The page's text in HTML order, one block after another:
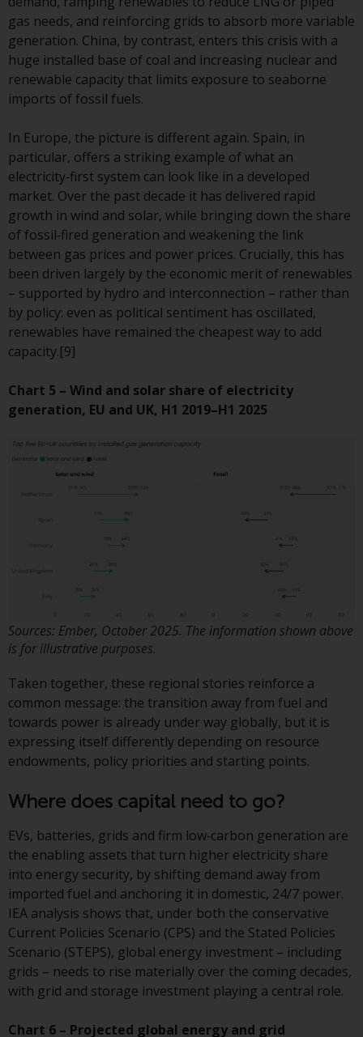
Anlageberatung und
berücksichtigt nicht die
Anlagebedürfnisse eines
bestimmten Anlegers oder
bestimmter Anleger.
Nichts auf dieser Website sollte
als Anlage-, Steuer-, Rechts- oder
sonstige Beratung ausgelegt
werden.
Risikowarnung
Die frühere Wertentwicklung
eines von Redwheel verwalteten
Fonds ist kein Hinweis auf die
Wert von Wertpapieren und die
daraus erzielten Erträge können
Mit Investitionen in die von
Redwheel und seinen
verbundenen Unternehmen
Dienstleistungen sind erhebliche
Risiken verbunden.
Wechselkursschwankungen
auf den Wert von auf
Fremdwährungen lautenden
Finanzinstrumenten auswirken.
Bestimmte Anlagen,
insbesondere alternative Fonds
und Emerging Markets,
beinhalten ein
überdurchschnittliches Risiko und
sind als langfristig anzusehen.
mit einem hohen Risiko
verbunden sein. Unterschiedliche
Arten von Fonds oder Anlagen
weisen unterschiedliche
Risikograde auf.
Änderungen am Inhalt
Die auf dieser Website
werden so wie sie sind zur
gas needs, and reinforcing grids to absorb more variable
generation. China, by contrast, enters this crisis with a
huge installed base of coal and increasing nuclear and
renewable capacity that limits exposure to seaborne
imports of fossil fuels.
In Europe, the picture is different again. Spain, in
particular, offers a striking example of what an
electricity‑first system can look like in a developed
market. Over the past decade it has delivered rapid
growth in wind and solar, while bringing down the share
of fossil‑fired generation and weakening the link
between gas prices and power prices. Crucially, this has
been driven largely by the economic merit of renewables
– supported by hydro and interconnection – rather than
by policy: even as political sentiment has oscillated,
renewables have remained the cheapest way to add
capacity.[9]
Chart 5 – Wind and solar share of electricity
generation, EU and UK, H1 2019–H1 2025
Sources: Ember, October 2025. The information shown above
is for illustrative purposes.
Taken together, these regional stories reinforce a
common message: the transition away from fuel and
towards power is already under way globally, but it is
expressing itself differently depending on resource
endowments, policy priorities and starting points.
Where does capital need to go?
EVs, batteries, grids and firm low‑carbon generation are
the enabling assets that turn higher electricity share
into energy security, by shifting demand away from
imported fuel and anchoring it in domestic, 24/7 power.
IEA analysis shows that, under both the conservative
Current Policies Scenario (CPS) and the Stated Policies
Scenario (STEPS), global energy investment – including
grids – needs to rise materially over the coming decades,
with grid and storage investment playing a central role.
Chart 6 – Projected global energy and grid